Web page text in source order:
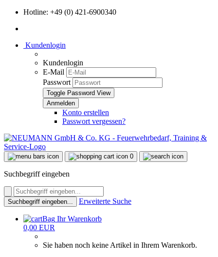
Hotline: +49 (0) 421-6900340
Kundenlogin
Kundenlogin
E-Mail
Passwort
Toggle Password View
Konto erstellen
Passwort vergessen?
0
Suchbegriff eingeben
Suchbegriff eingeben... Erweiterte Suche
Ihr Warenkorb
0,00 EUR
Sie haben noch keine Artikel in Ihrem Warenkorb.